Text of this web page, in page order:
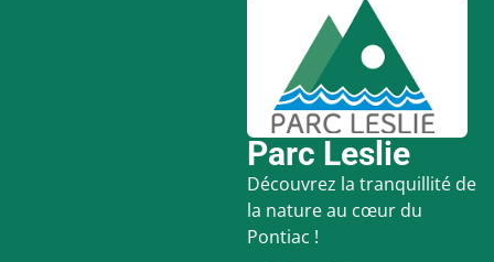
Parc Leslie
Découvrez la tranquillité de
la nature au cœur du
Pontiac !